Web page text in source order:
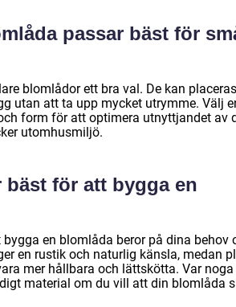
passar bäst för
blomlådor ett bra val. De kan placeras
utan att ta upp mycket utrymme. Välj
form för att optimera utnyttjandet av
utomhusmiljö.
bäst för att bygga en
en blomlåda beror på dina behov
en rustik och naturlig känsla, medan
mer hållbara och lättskötta. Var
material om du vill att din blomlåda